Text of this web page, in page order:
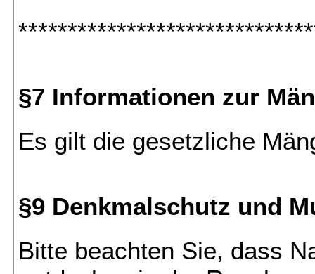
§7 Informationen zur
Es gilt die gesetzliche
§9 Denkmalschutz und
Bitte beachten Sie, dass